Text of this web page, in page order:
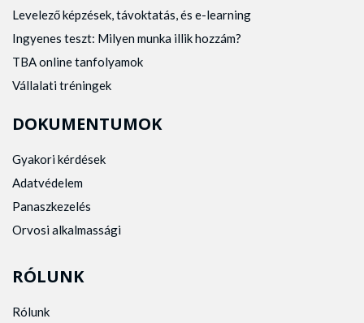
Levelező képzések, távoktatás, és e-learning
Ingyenes teszt: Milyen munka illik hozzám?
TBA online tanfolyamok
Vállalati tréningek
DOKUMENTUMOK
Gyakori kérdések
Adatvédelem
Panaszkezelés
Orvosi alkalmassági
RÓLUNK
Rólunk